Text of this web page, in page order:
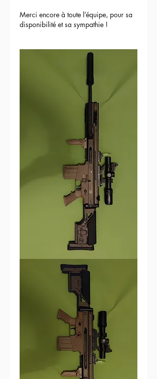
Merci encore à toute l’équipe, pour sa
disponibilité et sa sympathie !